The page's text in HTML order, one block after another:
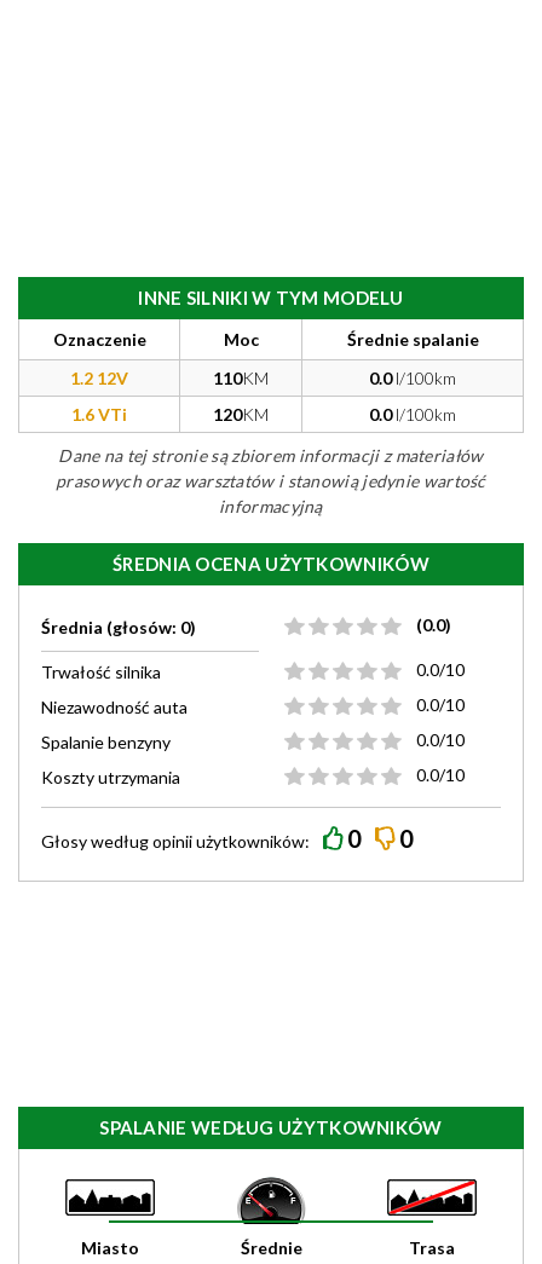
INNE SILNIKI W TYM MODELU
Oznaczenie Moc
Średnie spalanie
1.2 12V
110KM 0.0l/100km
1.6 VTi
120KM 0.0l/100km
Dane na tej stronie są zbiorem informacji z materiałów
prasowych oraz warsztatów i stanowią jedynie wartość
informacyjną
ŚREDNIA OCENA UŻYTKOWNIKÓW
Średnia (głosów: 0) (0.0)
Trwałość silnika
0.0/10
Niezawodność auta
0.0/10
Spalanie benzyny
0.0/10
Koszty utrzymania
0.0/10
Głosy wedługopiniiużytkowników: 0 0
SPALANIE WEDŁUG UŻYTKOWNIKÓW
Miasto Średnie Trasa